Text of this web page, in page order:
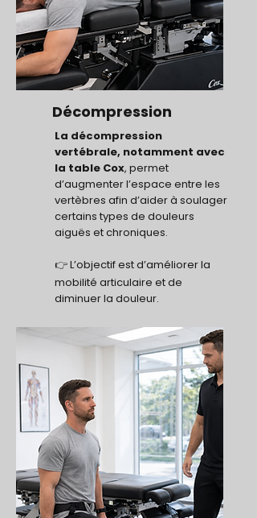
Décompression
La décompression
vertébrale, notamment avec
la table Cox, permet
d’augmenter l’espace entre les
vertèbres afin d’aider à soulager
certains types de douleurs
aiguës et chroniques.
👉L’objectif est d’améliorer la
mobilité articulaire et de
diminuer la douleur.